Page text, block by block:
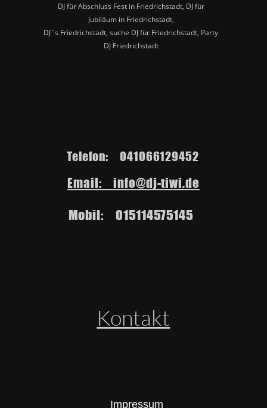
Kontakt
Telefon:    041066129452
Mobil:    015114575145
Email:    info@dj-tiwi.de
DJ für Abschluss Fest in Friedrichstadt, DJ für
Jubiläum in Friedrichstadt,
DJ`s Friedrichstadt, suche DJ für Friedrichstadt, Party
DJ Friedrichstadt
Impressum